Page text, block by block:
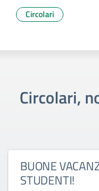
Circolari
Circolari,
BUONE
STUDENTI!